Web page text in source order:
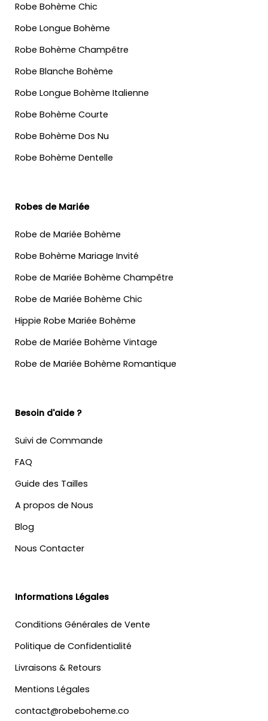
Robe Bohème Chic
Robe Longue Bohème
Robe Bohème Champêtre
Robe Blanche Bohème
Robe Longue Bohème Italienne
Robe Bohème Courte
Robe Bohème Dos Nu
Robe Bohème Dentelle
Robes de Mariée
Robe de Mariée Bohème
Robe Bohème Mariage Invité
Robe de Mariée Bohème Champêtre
Robe de Mariée Bohème Chic
Hippie Robe Mariée Bohème
Robe de Mariée Bohème Vintage
Robe de Mariée Bohème Romantique
Besoin d'aide ?
Suivi de Commande
FAQ
Guide des Tailles
A propos de Nous
Blog
Nous Contacter
Informations Légales
Conditions Générales de Vente
Politique de Confidentialité
Livraisons & Retours
Mentions Légales
contact@robeboheme.co